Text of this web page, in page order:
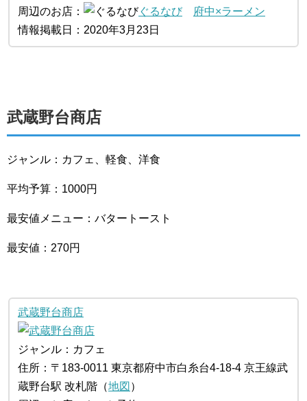
周辺のお店：
ぐるなび
府中×ラーメン
情報掲載日：2020年3月23日
武蔵野台商店
ジャンル：カフェ、軽食、洋食
平均予算：1000円
最安値メニュー：バタートースト
最安値：270円
武蔵野台商店
ジャンル：カフェ
住所：〒183-0011 東京都府中市白糸台4-18-4 京王線武
蔵野台駅 改札階（地図 ）